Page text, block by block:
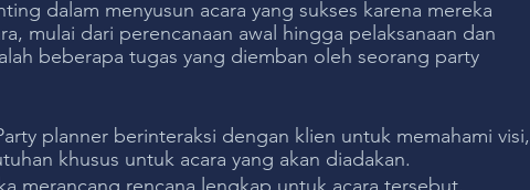
dalam menyusun acara yang sukses karena mereka
mulai dari perencanaan awal hingga pelaksanaan dan
beberapa tugas yang diemban oleh seorang party
planner berinteraksi dengan klien untuk memahami visi,
khusus untuk acara yang akan diadakan.